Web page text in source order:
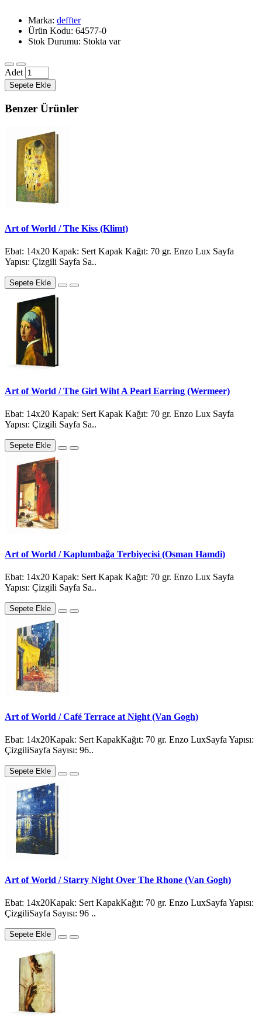
Marka: deffter
Ürün Kodu: 64577-0
Stok Durumu: Stokta var
Adet
Sepete Ekle
Benzer Ürünler
Art of World / The Kiss (Klimt)
Ebat: 14x20 Kapak: Sert Kapak Kağıt: 70 gr. Enzo Lux Sayfa
Yapısı: Çizgili Sayfa Sa..
Sepete Ekle
Art of World / The Girl Wiht A Pearl Earring (Wermeer)
Ebat: 14x20 Kapak: Sert Kapak Kağıt: 70 gr. Enzo Lux Sayfa
Yapısı: Çizgili Sayfa Sa..
Sepete Ekle
Art of World / Kaplumbağa Terbiyecisi (Osman Hamdi)
Ebat: 14x20 Kapak: Sert Kapak Kağıt: 70 gr. Enzo Lux Sayfa
Yapısı: Çizgili Sayfa Sa..
Sepete Ekle
Art of World / Café Terrace at Night (Van Gogh)
Ebat: 14x20Kapak: Sert KapakKağıt: 70 gr. Enzo LuxSayfa Yapısı:
ÇizgiliSayfa Sayısı: 96..
Sepete Ekle
Art of World / Starry Night Over The Rhone (Van Gogh)
Ebat: 14x20Kapak: Sert KapakKağıt: 70 gr. Enzo LuxSayfa Yapısı:
ÇizgiliSayfa Sayısı: 96 ..
Sepete Ekle